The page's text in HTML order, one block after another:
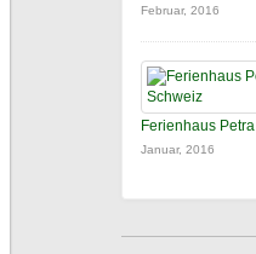
Februar, 2016
Ferienhaus Petra
Januar, 2016